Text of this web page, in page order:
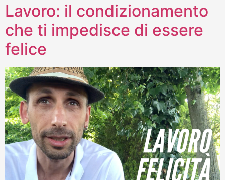
Lavoro: il condizionamento
che ti impedisce di essere
felice